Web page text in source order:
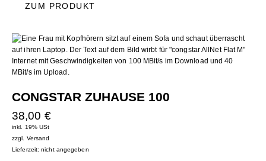
ZUM PRODUKT
CONGSTAR ZUHAUSE 100
38,00 €
inkl. 19% USt
zzgl. Versand
Lieferzeit: nicht angegeben